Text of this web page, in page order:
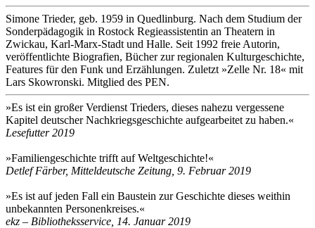
Simone Trieder, geb. 1959 in Quedlinburg. Nach dem Studium der
Sonderpädagogik in Rostock Regieassistentin an Theatern in
Zwickau, Karl-Marx-Stadt und Halle. Seit 1992 freie Autorin,
veröffentlichte Biografien, Bücher zur regionalen Kulturgeschichte,
Features für den Funk und Erzählungen. Zuletzt »Zelle Nr. 18« mit
Lars Skowronski. Mitglied des PEN.
»Es ist ein großer Verdienst Trieders, dieses nahezu vergessene
Kapitel deutscher Nachkriegsgeschichte aufgearbeitet zu haben.«
Lesefutter 2019
»Familiengeschichte trifft auf Weltgeschichte!«
Detlef Färber, Mitteldeutsche Zeitung, 9. Februar 2019
»Es ist auf jeden Fall ein Baustein zur Geschichte dieses weithin
unbekannten Personenkreises.«
ekz – Bibliotheksservice, 14. Januar 2019